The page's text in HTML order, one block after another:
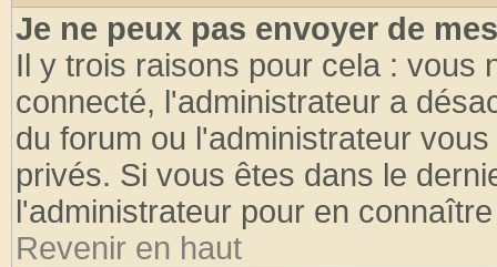
Je ne peux pas envoyer de
Il y trois raisons pour cela : vous
connecté, l'administrateur a
du forum ou l'administrateur
privés. Si vous êtes dans le
l'administrateur pour en
Revenir en haut